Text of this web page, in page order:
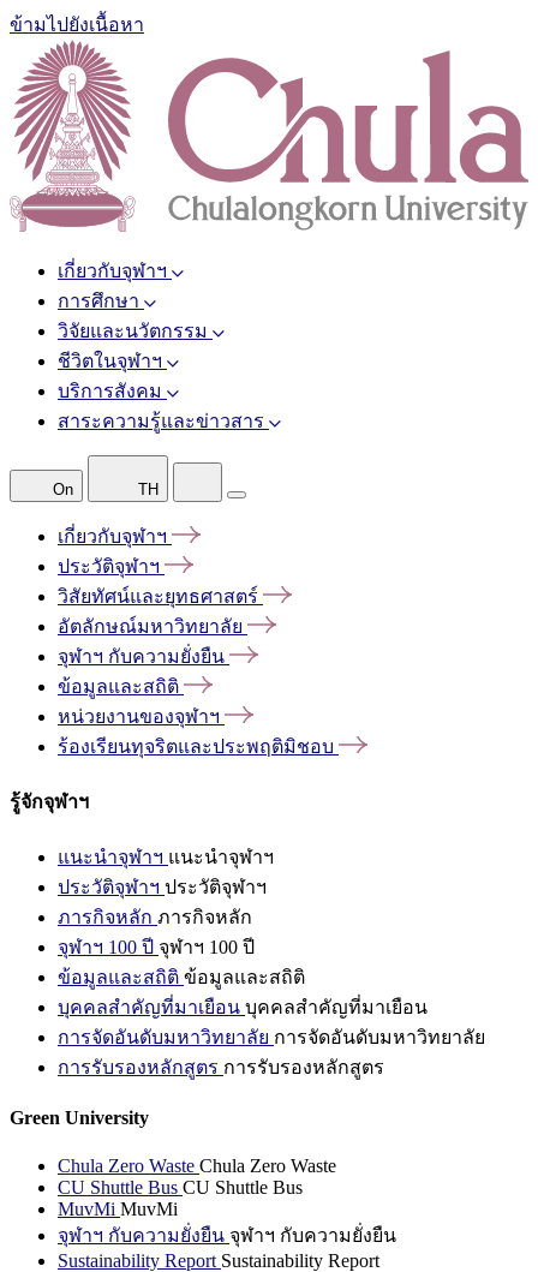
ข้ามไปยังเนื้อหา
เกี่ยวกับจุฬาฯ
การศึกษา
วิจัยและนวัตกรรม
ชีวิตในจุฬาฯ
บริการสังคม
สาระความรู้และข่าวสาร
On TH
เกี่ยวกับจุฬาฯ
ประวัติจุฬาฯ
วิสัยทัศน์และยุทธศาสตร์
อัตลักษณ์มหาวิทยาลัย
จุฬาฯ กับความยั่งยืน
ข้อมูลและสถิติ
หน่วยงานของจุฬาฯ
ร้องเรียนทุจริตและประพฤติมิชอบ
รู้จักจุฬาฯ
แนะนำจุฬาฯ แนะนำจุฬาฯ
ประวัติจุฬาฯ ประวัติจุฬาฯ
ภารกิจหลัก ภารกิจหลัก
จุฬาฯ 100 ปี จุฬาฯ 100 ปี
ข้อมูลและสถิติ ข้อมูลและสถิติ
บุคคลสำคัญที่มาเยือน บุคคลสำคัญที่มาเยือน
การจัดอันดับมหาวิทยาลัย การจัดอันดับมหาวิทยาลัย
การรับรองหลักสูตร การรับรองหลักสูตร
Green University
Chula Zero Waste Chula Zero Waste
CU Shuttle Bus CU Shuttle Bus
MuvMi MuvMi
จุฬาฯ กับความยั่งยืน จุฬาฯ กับความยั่งยืน
Sustainability Report Sustainability Report